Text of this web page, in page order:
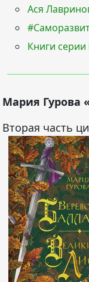
Ася
Книги
Мария Гурова
Вторая часть